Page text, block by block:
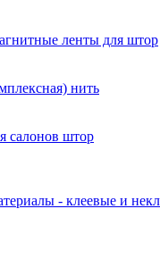
ленты для штор
нить
салонов штор
- клеевые и